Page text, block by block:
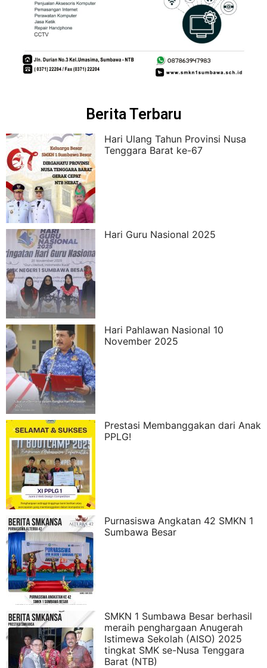
Berita Terbaru
Hari Ulang Tahun Provinsi Nusa
Tenggara Barat ke-67
Hari Guru Nasional 2025
Hari Pahlawan Nasional 10
November 2025
Prestasi Membanggakan dari Anak
PPLG!
Purnasiswa Angkatan 42 SMKN 1
Sumbawa Besar
SMKN 1 Sumbawa Besar berhasil
meraih penghargaan Anugerah
Istimewa Sekolah (AISO) 2025
tingkat SMK se-Nusa Tenggara
Barat (NTB)